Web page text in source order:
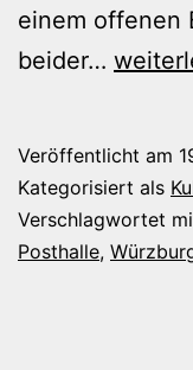
einem offenen
beider…
Veröffentlicht am
Kategorisiert als
Verschlagwortet
Posthalle,